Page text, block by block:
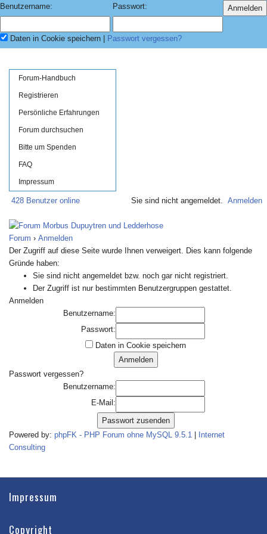
Benutzername: Passwort:
Daten in Cookie speichern Passwort vergessen?
Forum-Handbuch
Registrieren
Persönliche Erfahrungen
Forum durchsuchen
Bitte um Spenden
FAQ
Impressum
428 Benutzer online Sie sind nicht angemeldet. Anmelden
Forum › Anmelden
Der Zugriff auf diese Seite wurde Ihnen verweigert. Dies kann folgende
Gründe haben:
Sie sind nicht angemeldet bzw. noch gar nicht registriert.
Der Zugriff ist nur bestimmten Benutzergruppen gestattet.
Anmelden
Benutzername:
Passwort:
Daten in Cookie speichern
Passwort vergessen?
Benutzername:
E-Mail:
Powered by: phpFK - PHP Forum ohne MySQL 9.5.1
Internet
Consulting
Impressum
Copyright